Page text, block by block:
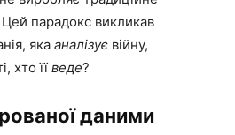
парадокс викликав
яка аналізує війну,
хто її веде?
даними